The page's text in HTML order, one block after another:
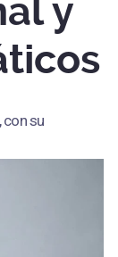
y
, con su